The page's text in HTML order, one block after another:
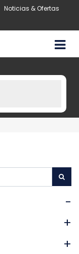
Noticias & Ofertas
-
+
+